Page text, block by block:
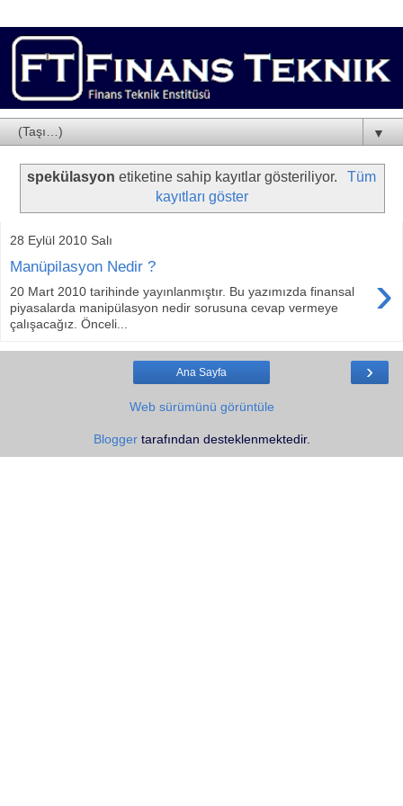
▼
spekülasyon etiketine sahip kayıtlar gösteriliyor.
Tüm
kayıtları göster
28 Eylül 2010 Salı
Manüpilasyon Nedir ? ›
20 Mart 2010 tarihinde yayınlanmıştır. Bu yazımızda finansal
piyasalarda manipülasyon nedir sorusuna cevap vermeye
çalışacağız. Önceli...
›
Ana Sayfa
Web sürümünü görüntüle
Bloggertarafından desteklenmektedir.